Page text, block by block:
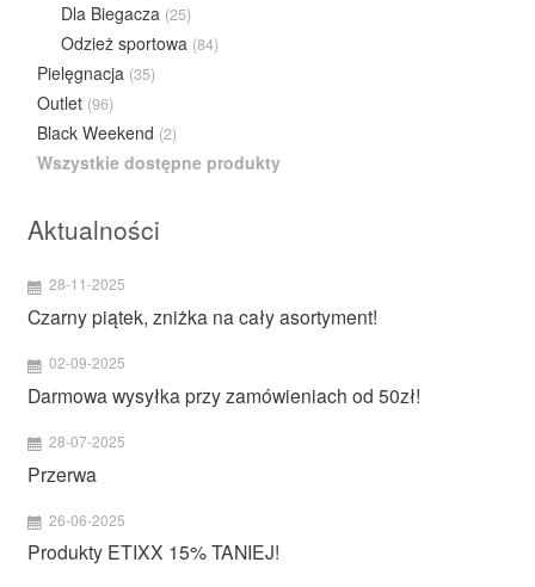
Dla Biegacza (25)
Odzież sportowa (84)
Pielęgnacja (35)
Outlet (96)
Black Weekend (2)
Wszystkie dostępne produkty
Aktualności
28-11-2025
Czarny piątek, zniżka na cały asortyment!
02-09-2025
Darmowa wysyłka przy zamówieniach od 50zł!
28-07-2025
Przerwa
26-06-2025
Produkty ETIXX 15% TANIEJ!